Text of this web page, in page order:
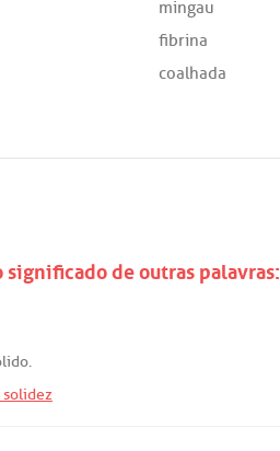
mingau
fibrina
coalhada
significado de outras palavras:
.